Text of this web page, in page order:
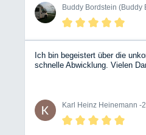
Buddy Bordstein (Buddy
Ich bin begeistert über die
schnelle Abwicklung. Vielen
Karl Heinz Heinemann -